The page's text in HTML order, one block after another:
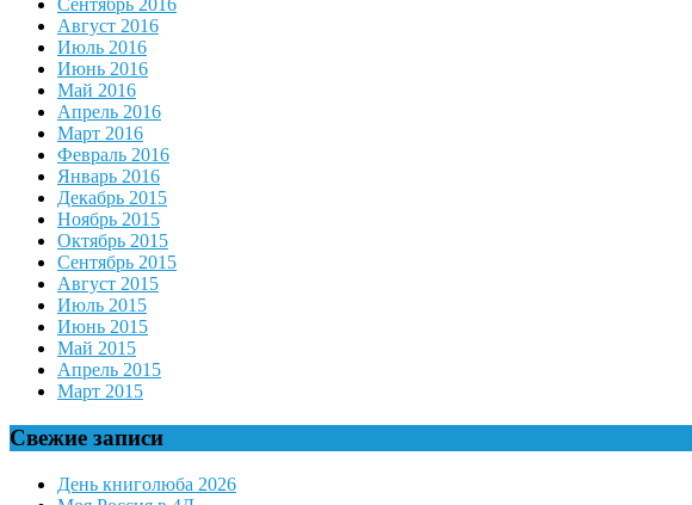
Сентябрь 2016
Август 2016
Июль 2016
Июнь 2016
Май 2016
Апрель 2016
Март 2016
Февраль 2016
Январь 2016
Декабрь 2015
Ноябрь 2015
Октябрь 2015
Сентябрь 2015
Август 2015
Июль 2015
Июнь 2015
Май 2015
Апрель 2015
Март 2015
Свежие записи
День книголюба 2026